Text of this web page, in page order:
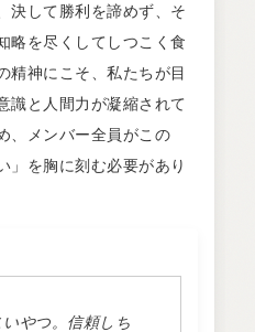
決して勝利を諦めず、そ
略を尽くしてしつこく食
精神にこそ、私たちが目
識と人間力が凝縮されて
、メンバー全員がこの
」を胸に刻む必要があり
やつ。信頼しち